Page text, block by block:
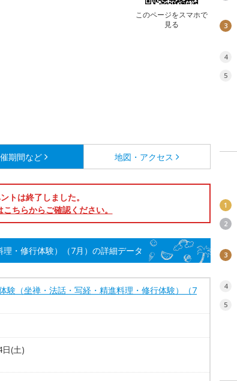
このページをスマホで
見る
期間など 地図・アクセス
トは終了しました。
ちらからご確認ください。
・修行体験）（7月）の詳細データ
験（坐禅・法話・写経・精進料理・修行体験）（7
(土)
3
4
5
1
2
3
4
5